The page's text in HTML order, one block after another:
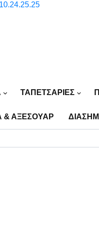
ΤΑΠΕΤΣΑΡΙΕΣ
& ΑΞΕΣΟΥΑΡ